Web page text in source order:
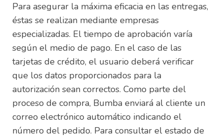
Para asegurar la máxima eficacia en las entregas,
éstas se realizan mediante empresas
especializadas. El tiempo de aprobación varía
según el medio de pago. En el caso de las
tarjetas de crédito, el usuario deberá verificar
que los datos proporcionados para la
autorización sean correctos. Como parte del
proceso de compra, Bumba enviará al cliente un
correo electrónico automático indicando el
número del pedido. Para consultar el estado de